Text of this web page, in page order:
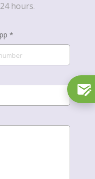
hours.
*